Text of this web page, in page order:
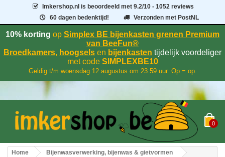
Imkershop.nl is beoordeeld met9.2/10 - 1052 reviews
60 dagen bedenktijd!
Verzonden met PostNL
10% korting op Simplex BE bijenkasten grenen Premium
van BeeFun®
Broedkamers, hoogsels en bijenkasten tijdelijk voordeliger
met codeSIMPLEXBE10
Geldig t/m woensdag 12 augustus om 23:59 uur. Op = op.
0
Home
Bijenwasverwerking, bijenwas & gietvormen